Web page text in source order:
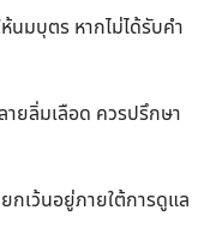
นมบุตร หากไม่ได้รับคำ
ยลิ่มเลือด ควรปรึกษา
กเว้นอยู่ภายใต้การดูแล